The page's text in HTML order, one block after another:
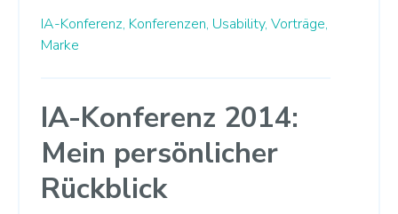
IA-Konferenz, Konferenzen, Usability, Vorträge,
Marke
IA-Konferenz 2014:
Mein persönlicher
Rückblick